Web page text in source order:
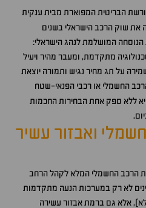
הבריטית המפוארת מבית ענקית
את שוק הרכב הישראלי בשנים
המושלמת לנהג הישראלי:
מתקדמת, ומעבר מהיר ויעיל
על תג מחיר נגיש ותמורה יוצאת
החשמלי או רכבי הפנאי-שטח
ללא ספק אחת הבחירות החכמות
ואבזור עשיר
הרכב החשמלי המלא לקהל הרחב
לא רק במערכות הנעה מתקדמות
אלא גם ברמת אבזור עשירה